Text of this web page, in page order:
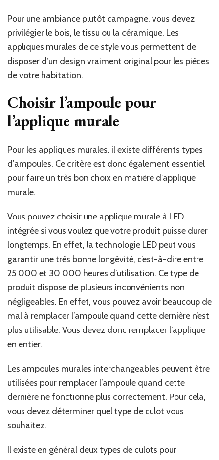
Pour une ambiance plutôt campagne, vous devez
privilégier le bois, le tissu ou la céramique. Les
appliques murales de ce style vous permettent de
disposer d’un design vraiment original pour les pièces
de votre habitation.
Choisir l’ampoule pour
l’applique murale
Pour les appliques murales, il existe différents types
d’ampoules. Ce critère est donc également essentiel
pour faire un très bon choix en matière d’applique
murale.
Vous pouvez choisir une applique murale à LED
intégrée si vous voulez que votre produit puisse durer
longtemps. En effet, la technologie LED peut vous
garantir une très bonne longévité, c’est-à-dire entre
25 000 et 30 000 heures d’utilisation. Ce type de
produit dispose de plusieurs inconvénients non
négligeables. En effet, vous pouvez avoir beaucoup de
mal à remplacer l’ampoule quand cette dernière n’est
plus utilisable. Vous devez donc remplacer l’applique
en entier.
Les ampoules murales interchangeables peuvent être
utilisées pour remplacer l’ampoule quand cette
dernière ne fonctionne plus correctement. Pour cela,
vous devez déterminer quel type de culot vous
souhaitez.
Il existe en général deux types de culots pour